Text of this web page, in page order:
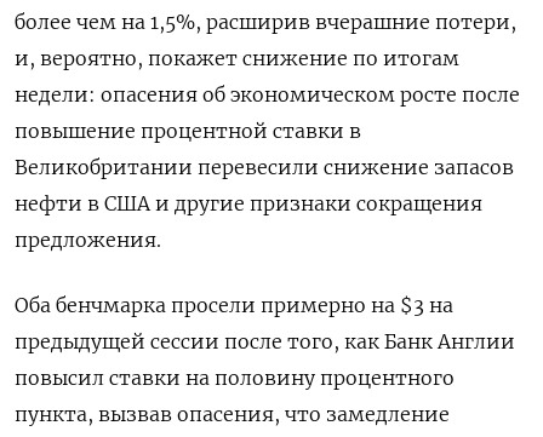
более чем на 1,5%, расширив вчерашние потери,
и, вероятно, покажет снижение по итогам
недели: опасения об экономическом росте после
повышение процентной ставки в
Великобритании перевесили снижение запасов
нефти в США и другие признаки сокращения
предложения.
Оба бенчмарка просели примерно на $3 на
предыдущей сессии после того, как Банк Англии
повысил ставки на половину процентного
пункта, вызвав опасения, что замедление